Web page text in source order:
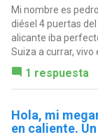
Mi nombre es
diésel 4 puertas
alicante iba
Suiza a currar, vivo
1 respuesta
Hola, mi
en caliente.